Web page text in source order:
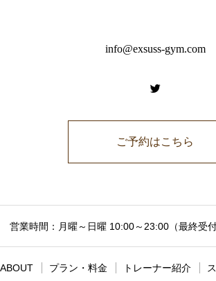
info@exsuss-gym.com
ご予約はこちら
営業時間：月曜～日曜 10:00～23:00（最終受
ABOUT プラン・料金 トレーナー紹介